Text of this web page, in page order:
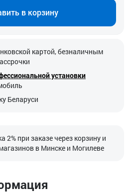
в корзину
картой, безналичным
установки
Беларуси
2% при заказе через корзину и
в Минске и Могилеве